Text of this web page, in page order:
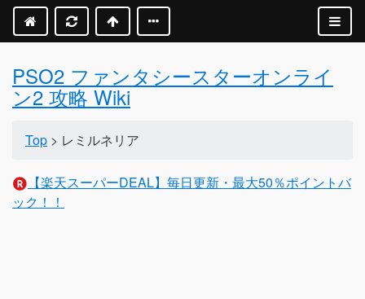
PSO2 ファンタシースターオンライ
ン2 攻略 Wiki
Top > レミルネリア
【楽天スーパーDEAL】毎日更新・最大50％ポイントバ
ック！！